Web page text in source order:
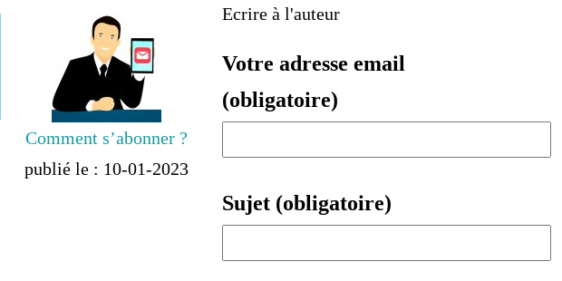
Comment s’abonner ?
publié le : 10-01-2023
Ecrire à l'auteur
Votre adresse email
(obligatoire)
Sujet (obligatoire)